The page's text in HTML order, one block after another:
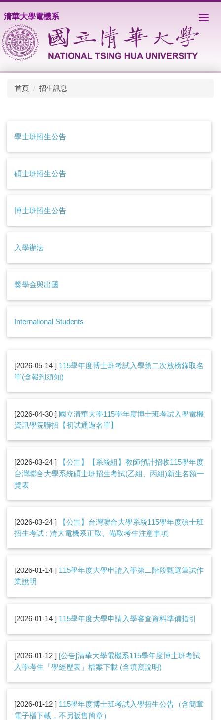
到
主
要
內
容
清華大學電機系
首頁 招生訊息
學士班招生公告
碩士班招生公告
博士班招生公告
入學辦法
獎學金與出國
International Students
2026-05-14
115學年度博士班考試入學第二次放榜錄取名
單(含報到須知)
2026-04-30
國立清華大學115學年度博士班考試入學電機
資訊學院聯招【初試通過名單】
2026-03-24
【公告】【系統組】教師預計招收115學年度
台灣聯合大學系統碩士班招生考試(乙組、丙組)新生名額一
覽表
2026-03-24
【公告】台灣聯合大學系統115學年度碩士班
招生考試 : 清大電機系正取、備取考生注意事項
2026-01-14
115學年度大學申請入學第二階段甄選筆試作
業說明
2026-01-14 115學年度大學申請入學審查資料準備指引
2026-01-12
[公告]清華大學電機系115學年度博士班考試
入學考生「學經歷表」檔案下載 (含填寫說明)
2026-01-12
115學年度博士班考試入學招生公告（含簡章
電子檔下載，不另販售簡章）